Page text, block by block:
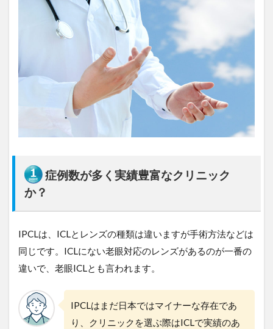
ン
2
福
岡
P
L
費
を
比
較
【
症例数が多く実績豊富なクリニック
か？
IPCLは、ICLとレンズの種類は違いますが手術方法などは
同じです。ICLにない老眼対応のレンズがあるのが一番の
違いで、老眼ICLとも言われます。
IPCLはまだ日本ではマイナーな存在であ
り、クリニックを選ぶ際はICLで実績のあ